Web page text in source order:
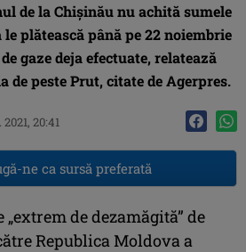
de la Chişinău nu achită sumele
le plătească până pe 22 noiembrie
gaze deja efectuate, relatează
de peste Prut, citate de Agerpres.
20:41
ne ca sursă preferată
de dezamăgită” de
Republica Moldova a